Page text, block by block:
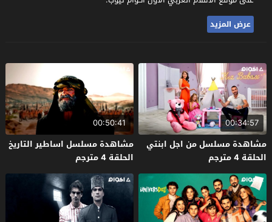
عرض المزيد
00:34:57
مشاهدة مسلسل من اجل ابنتي
الحلقة 4 مترجم
00:50:41
مشاهدة مسلسل اساطير التاريخ
الحلقة 4 مترجم